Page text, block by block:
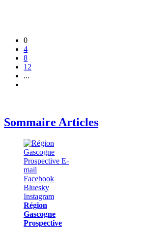
0
4
8
12
...
Sommaire Articles
Région
Gascogne
Prospective